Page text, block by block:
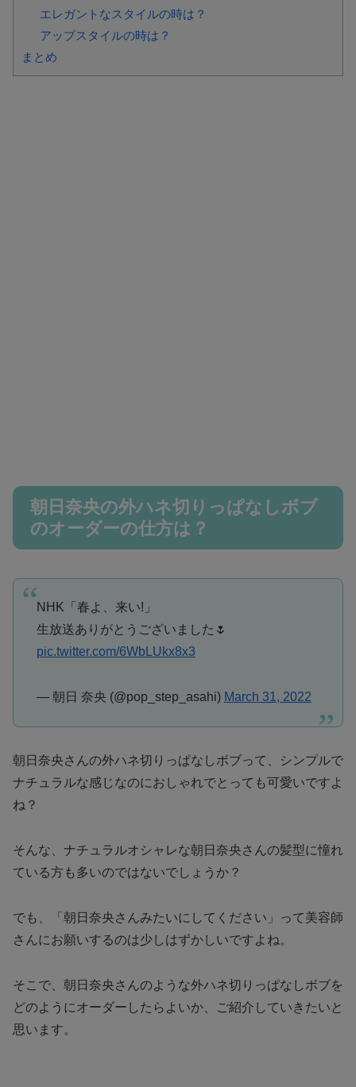
エレガントなスタイルの時は？
アップスタイルの時は？
まとめ
朝日奈央の外ハネ切りっぱなしボブ
のオーダーの仕方は？
NHK「春よ、来い!」
生放送ありがとうございました🌷
pic.twitter.com/6WbLUkx8x3
— 朝日 奈央 (@pop_step_asahi) March 31, 2022
朝日奈央さんの外ハネ切りっぱなしボブって、シンプルで
ナチュラルな感じなのにおしゃれでとっても可愛いですよ
ね？
そんな、ナチュラルオシャレな朝日奈央さんの髪型に憧れ
ている方も多いのではないでしょうか？
でも、「朝日奈央さんみたいにしてください」って美容師
さんにお願いするのは少しはずかしいですよね。
そこで、朝日奈央さんのような外ハネ切りっぱなしボブを
どのようにオーダーしたらよいか、ご紹介していきたいと
思います。